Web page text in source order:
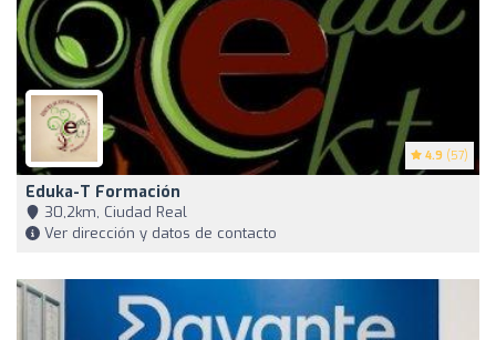
4.9 (57)
Eduka-T Formación
30,2km, Ciudad Real
Ver dirección y datos de contacto